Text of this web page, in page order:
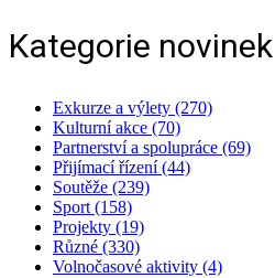
Kategorie novinek
Exkurze a výlety (270)
Kulturní akce (70)
Partnerství a spolupráce (69)
Přijímací řízení (44)
Soutěže (239)
Sport (158)
Projekty (19)
Různé (330)
Volnočasové aktivity (4)